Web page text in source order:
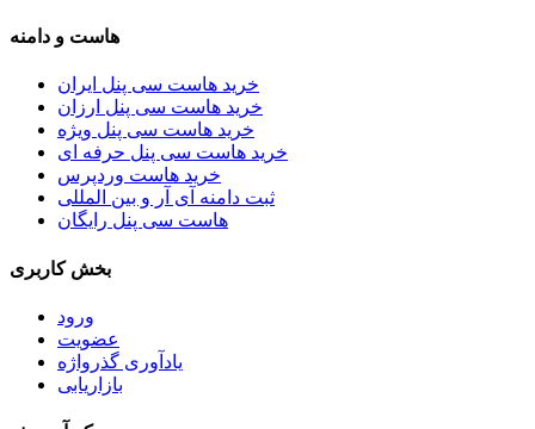
هاست و دامنه
خرید هاست سی پنل ایران
خرید هاست سی پنل ارزان
خرید هاست سی پنل ویژه
خرید هاست سی پنل حرفه ای
خرید هاست وردپرس
ثبت دامنه آی آر و بین المللی
هاست سی پنل رایگان
بخش کاربری
ورود
عضویت
یادآوری گذرواژه
بازاریابی